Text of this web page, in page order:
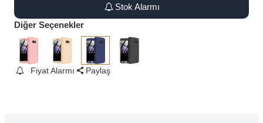
Stok Alarmı
Diğer Seçenekler
Fiyat Alarmı Paylaş